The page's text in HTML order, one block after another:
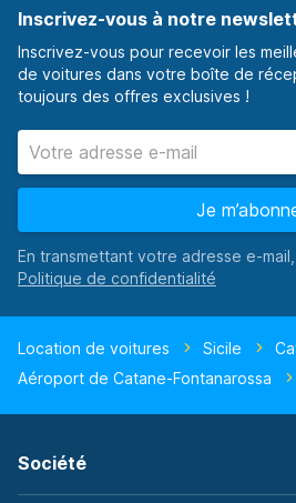
Inscrivez-vous à notre
Inscrivez-vous pour recevoir les
de voitures dans votre boîte de
toujours des offres exclusives !
Je
En transmettant votre adresse e-
Location de voitures Sicile
Aéroport de Catane-Fontanarossa
Société